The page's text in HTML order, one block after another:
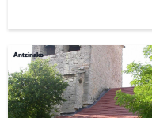
Antzinako